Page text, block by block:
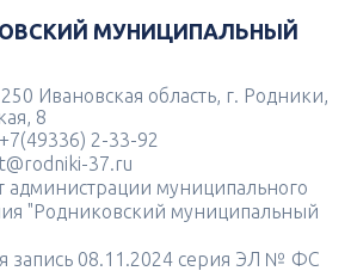
МУНИЦИПАЛЬНЫЙ
Ивановская область, г. Родники,
8
2-33-92
37.ru
администрации муниципального
"Родниковский муниципальный
запись 08.11.2024 серия ЭЛ № ФС